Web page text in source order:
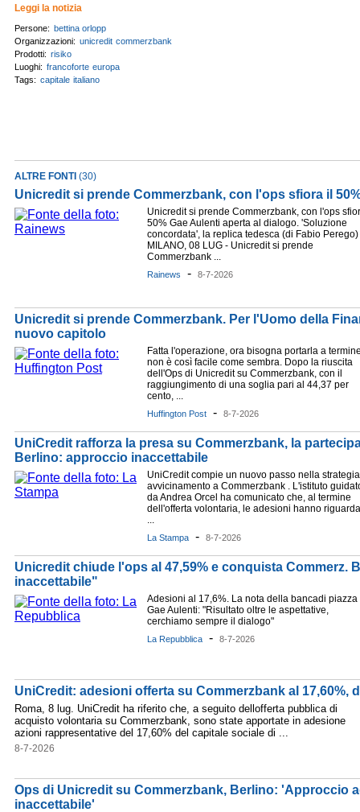
Leggi la notizia
Persone: bettina orlopp
Organizzazioni: unicredit commerzbank
Prodotti: risiko
Luoghi: francoforte europa
Tags: capitale italiano
ALTRE FONTI (30)
Unicredit si prende Commerzbank, con l'ops sfiora il
Unicredit si prende Commerzbank, con l'ops
50% Gae Aulenti aperta al dialogo. 'Soluzione
concordata', la replica tedesca (di Fabio Perego)
MILANO, 08 LUG - Unicredit si prende
Commerzbank ...
Rainews - 8-7-2026
Unicredit si prende Commerzbank. Per l'Uomo della
nuovo capitolo
Fatta l'operazione, ora bisogna portarla a
non è così facile come sembra. Dopo la riuscita
dell'Ops di Unicredit su Commerzbank, con il
raggiungimento di una soglia pari al 44,37 per
cento, ...
Huffington Post - 8-7-2026
UniCredit rafforza la presa su Commerzbank, la
Berlino: approccio inaccettabile
UniCredit compie un nuovo passo nella
avvicinamento a Commerzbank . L'istituto
da Andrea Orcel ha comunicato che, al termine
dell'offerta volontaria, le adesioni hanno
...
La Stampa - 8-7-2026
Unicredit chiude l'ops al 47,59% e conquista Commerz.
inaccettabile"
Adesioni al 17,6%. La nota della bancadi piazza
Gae Aulenti: "Risultato oltre le aspettative,
cerchiamo sempre il dialogo"
La Repubblica - 8-7-2026
UniCredit: adesioni offerta su Commerzbank al 17,60%,
Roma, 8 lug. UniCredit ha riferito che, a seguito dellofferta pubblica di
acquisto volontaria su Commerzbank, sono state apportate in adesione
azioni rappresentative del 17,60% del capitale sociale di ...
8-7-2026
Ops di Unicredit su Commerzbank, Berlino: 'Approccio
inaccettabile'